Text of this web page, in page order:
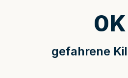
gefahrene
0K